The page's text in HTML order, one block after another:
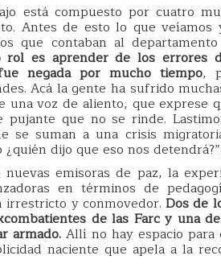
está compuesto por cuatro
Antes de esto lo que veíamos
que contaban al
rol es aprender de los errores
negada por mucho tiempo,
Acá la gente ha sufrido
una voz de aliento, que exprese
que no se rinde.
se suman a una crisis
dijo que eso nos
emisoras de paz, la
en términos de
irrestricto y conmovedor.Dos de
de las Farc y una
armado. Allí no hay espacio
naciente que apela a la